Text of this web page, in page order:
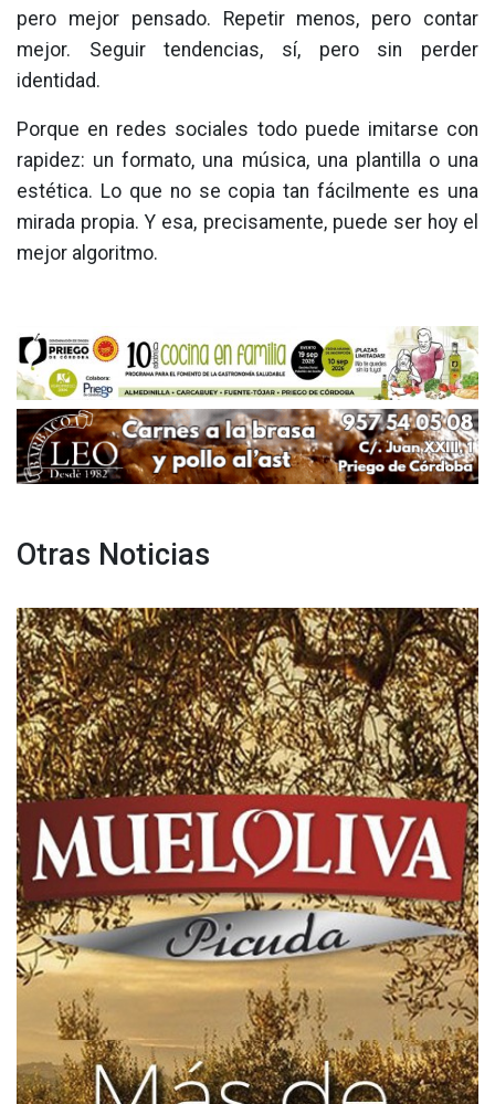
pero mejor pensado. Repetir menos, pero contar
mejor. Seguir tendencias, sí, pero sin perder
identidad.
Porque en redes sociales todo puede imitarse con
rapidez: un formato, una música, una plantilla o una
estética. Lo que no se copia tan fácilmente es una
mirada propia. Y esa, precisamente, puede ser hoy el
mejor algoritmo.
Otras Noticias